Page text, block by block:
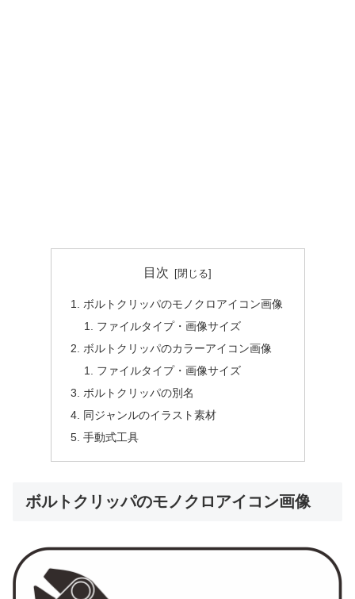
目次
ボルトクリッパのモノクロアイコン画像
ファイルタイプ・画像サイズ
ボルトクリッパのカラーアイコン画像
ファイルタイプ・画像サイズ
ボルトクリッパの別名
同ジャンルのイラスト素材
手動式工具
ボルトクリッパのモノクロアイコン画像